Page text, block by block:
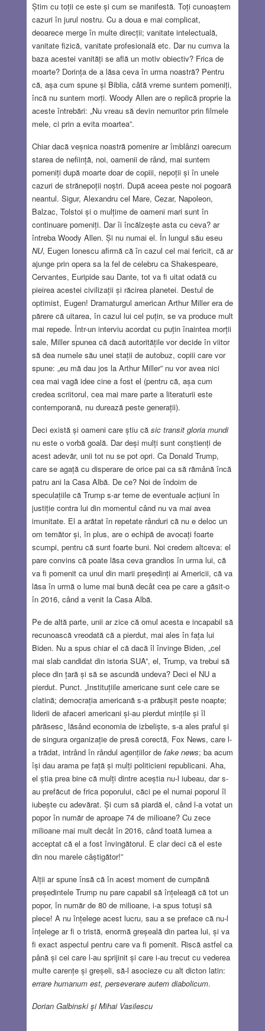
Știm cu toții ce este și cum se manifestă. Toți cunoaștem
cazuri în jurul nostru. Cu a doua e mai complicat,
deoarece merge în multe direcții; vanitate intelectuală,
vanitate fizică, vanitate profesională etc. Dar nu cumva la
baza acestei vanități se află un motiv obiectiv? Frica de
moarte? Dorința de a lăsa ceva în urma noastră? Pentru
că, așa cum spune și Biblia, câtă vreme suntem pomeniți,
încă nu suntem morți. Woody Allen are o replică proprie la
aceste întrebări: „Nu vreau să devin nemuritor prin filmele
mele, ci prin a evita moartea”.
Chiar dacă veșnica noastră pomenire ar îmblânzi oarecum
starea de neființă, noi, oamenii de rând, mai suntem
pomeniți după moarte doar de copiii, nepoții și în unele
cazuri de strănepoții noștri. După aceea peste noi pogoară
neantul. Sigur, Alexandru cel Mare, Cezar, Napoleon,
Balzac, Tolstoi și o mulțime de oameni mari sunt în
continuare pomeniți. Dar îi încălzește asta cu ceva? ar
întreba Woody Allen. Și nu numai el. În lungul său eseu
NU, Eugen Ionescu afirmă că în cazul cel mai fericit, că ar
ajunge prin opera sa la fel de celebru ca Shakespeare,
Cervantes, Euripide sau Dante, tot va fi uitat odată cu
pieirea acestei civilizații și răcirea planetei. Destul de
optimist, Eugen! Dramaturgul american Arthur Miller era de
părere că uitarea, în cazul lui cel puțin, se va produce mult
mai repede. Într-un interviu acordat cu puțin înaintea morții
sale, Miller spunea că dacă autoritățile vor decide în viitor
să dea numele său unei stații de autobuz, copiii care vor
spune: „eu mă dau jos la Arthur Miller” nu vor avea nici
cea mai vagă idee cine a fost el (pentru că, așa cum
credea scriitorul, cea mai mare parte a literaturii este
contemporană, nu durează peste generații).
Deci există și oameni care știu că sic transit gloria mundi
nu este o vorbă goală. Dar deși mulți sunt conștienți de
acest adevăr, unii tot nu se pot opri. Ca Donald Trump,
care se agață cu disperare de orice pai ca să rămână încă
patru ani la Casa Albă. De ce? Noi de îndoim de
speculațiile că Trump s-ar teme de eventuale acțiuni în
justiție contra lui din momentul când nu va mai avea
imunitate. El a arătat în repetate rânduri că nu e deloc un
om temător și, în plus, are o echipă de avocați foarte
scumpi, pentru că sunt foarte buni. Noi credem altceva: el
pare convins că poate lăsa ceva grandios în urma lui, că
va fi pomenit ca unul din marii președinți ai Americii, că va
lăsa în urmă o lume mai bună decât cea pe care a găsit-o
în 2016, când a venit la Casa Albă.
Pe de altă parte, unii ar zice că omul acesta e incapabil să
recunoască vreodată că a pierdut, mai ales în fața lui
Biden. Nu a spus chiar el că dacă îl învinge Biden, „cel
mai slab candidat din istoria SUA”, el, Trump, va trebui să
plece din țară și să se ascundă undeva? Deci el NU a
pierdut. Punct. „Instituțiile americane sunt cele care se
clatină; democrația americană s-a prăbușit peste noapte;
liderii de afaceri americani și-au pierdut mințile și îl
părăsesc¸ lăsând economia de izbeliște, s-a ales praful și
de singura organizație de presă corectă, Fox News, care l-
a trădat, intrând în rândul agențiilor de fake news; ba acum
își dau arama pe față și mulți politicieni republicani. Aha,
el știa prea bine că mulți dintre aceștia nu-l iubeau, dar s-
au prefăcut de frica poporului, căci pe el numai poporul îl
iubește cu adevărat. Și cum să piardă el, când l-a votat un
popor în număr de aproape 74 de milioane? Cu zece
milioane mai mult decât în 2016, când toată lumea a
acceptat că el a fost învingătorul. E clar deci că el este
din nou marele câștigător!”
Alții ar spune însă că în acest moment de cumpănă
președintele Trump nu pare capabil să înțeleagă că tot un
popor, în număr de 80 de milioane, i-a spus totuși să
plece! A nu înțelege acest lucru, sau a se preface că nu-l
înțelege ar fi o tristă, enormă greșeală din partea lui, și va
fi exact aspectul pentru care va fi pomenit. Riscă astfel ca
până și cei care l-au sprijinit și care i-au trecut cu vederea
multe carențe și greșeli, să-l asocieze cu alt dicton latin:
errare humanum est, perseverare autem diabolicum.
Dorian Galbinski şi Mihai Vasilescu